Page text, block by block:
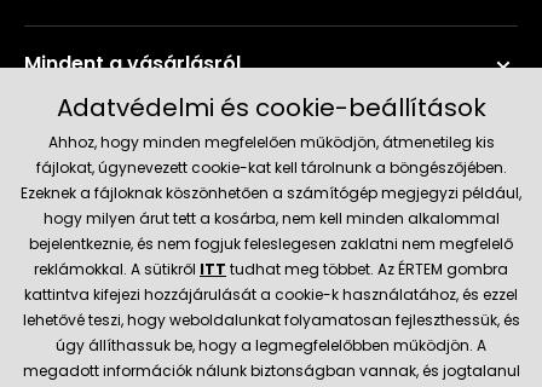
Mindent a vásárlásról
Szerviz és támogatás
Aktuális információk
Szállítás és fizetési módok
Megbízható kereskedő
Adatvédelmi és cookie-beállítások
Ahhoz, hogy minden megfelelően működjön, átmenetileg kis
fájlokat, úgynevezett cookie-kat kell tárolnunk a böngészőjében.
Ezeknek a fájloknak köszönhetően a számítógép megjegyzi például,
hogy milyen árut tett a kosárba, nem kell minden alkalommal
bejelentkeznie, és nem fogjuk feleslegesen zaklatni nem megfelelő
reklámokkal. A sütikről ITT tudhat meg többet. Az ÉRTEM gombra
kattintva kifejezi hozzájárulását a cookie-k használatához, és ezzel
lehetővé teszi, hogy weboldalunkat folyamatosan fejleszthessük, és
úgy állíthassuk be, hogy a legmegfelelőbben működjön. A
megadott információk nálunk biztonságban vannak, és jogtalanul